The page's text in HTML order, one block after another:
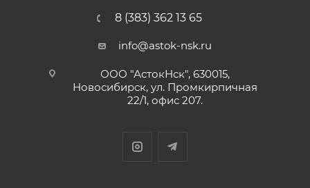
8 (383) 362 13 65
info@astok-nsk.ru
ООО "АстокНск", 630015,
Новосибирск, ул. Промкирпичная
22/1, офис 207.